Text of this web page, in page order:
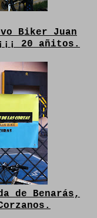
Biker Juan
20 añitos.
de Benarás,